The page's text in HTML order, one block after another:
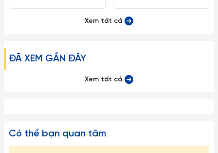
Xem tất cả
ĐÃ XEM GẦN ĐÂY
Xem tất cả
Có thể bạn quan tâm